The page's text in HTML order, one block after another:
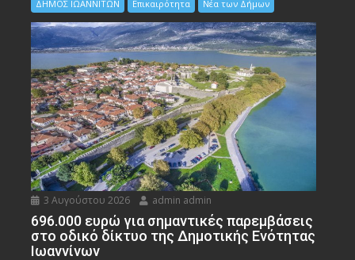
ΔΗΜΟΣ ΙΩΑΝΝΙΤΩΝ Επικαιρότητα Νέα των Δήμων
3 Αυγούστου 2026 admin admin
696.000 ευρώ για σημαντικές παρεμβάσεις
στο οδικό δίκτυο της Δημοτικής Ενότητας
Ιωαννίνων